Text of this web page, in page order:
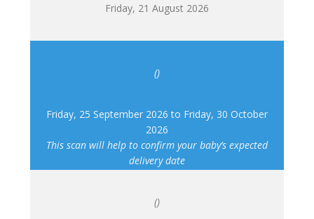
Friday, 21 August 2026
()
Friday, 25 September 2026 to Friday, 30 October
2026
This scan will help to confirm your baby’s expected
delivery date
()